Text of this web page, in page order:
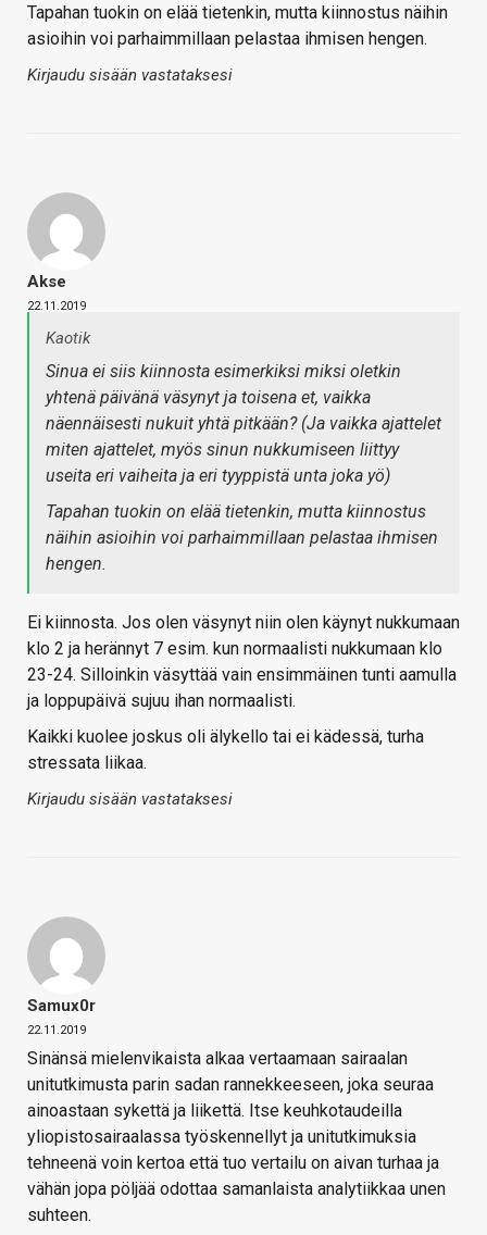
Tapahan tuokin on elää tietenkin, mutta kiinnostus näihin
asioihin voi parhaimmillaan pelastaa ihmisen hengen.
Kirjaudu sisään vastataksesi
Akse
22.11.2019
Kaotik
Sinua ei siis kiinnosta esimerkiksi miksi oletkin
yhtenä päivänä väsynyt ja toisena et, vaikka
näennäisesti nukuit yhtä pitkään? (Ja vaikka ajattelet
miten ajattelet, myös sinun nukkumiseen liittyy
useita eri vaiheita ja eri tyyppistä unta joka yö)
Tapahan tuokin on elää tietenkin, mutta kiinnostus
näihin asioihin voi parhaimmillaan pelastaa ihmisen
hengen.
Ei kiinnosta. Jos olen väsynyt niin olen käynyt nukkumaan
klo 2 ja herännyt 7 esim. kun normaalisti nukkumaan klo
23-24. Silloinkin väsyttää vain ensimmäinen tunti aamulla
ja loppupäivä sujuu ihan normaalisti.
Kaikki kuolee joskus oli älykello tai ei kädessä, turha
stressata liikaa.
Kirjaudu sisään vastataksesi
Samux0r
22.11.2019
Sinänsä mielenvikaista alkaa vertaamaan sairaalan
unitutkimusta parin sadan rannekkeeseen, joka seuraa
ainoastaan sykettä ja liikettä. Itse keuhkotaudeilla
yliopistosairaalassa työskennellyt ja unitutkimuksia
tehneenä voin kertoa että tuo vertailu on aivan turhaa ja
vähän jopa pöljää odottaa samanlaista analytiikkaa unen
suhteen.